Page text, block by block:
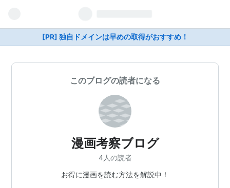
[PR] 独自ドメインは早めの取得がおすすめ！
このブログの読者になる
漫画考察ブログ
4人の読者
お得に漫画を読む方法を解説中！